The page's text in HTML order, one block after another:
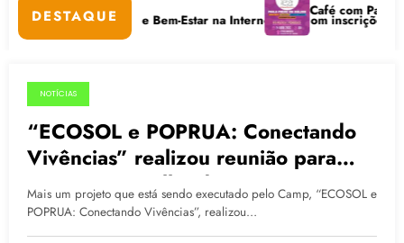
DESTAQUE
Digitais e Bem-Estar na Internet está com inscrições abertas
Café com Paulo
13.05.2015
NOTÍCIAS
“ECOSOL e POPRUA: Conectando
Vivências” realizou reunião para
compor Conselho de
Acompanhamento de suas Ações
Mais um projeto que está sendo executado pelo Camp, “ECOSOL e
POPRUA: Conectando Vivências”, realizou…